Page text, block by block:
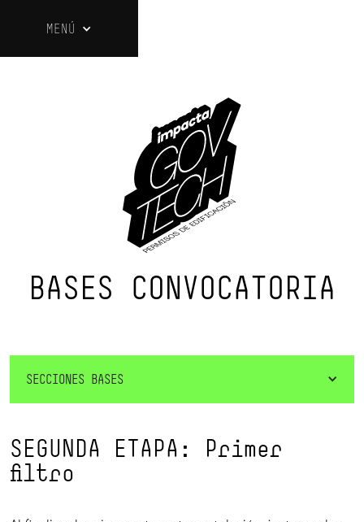
MENÚ
BASES CONVOCATORIA
SECCIONES BASES
SEGUNDA ETAPA: Primer
filtro